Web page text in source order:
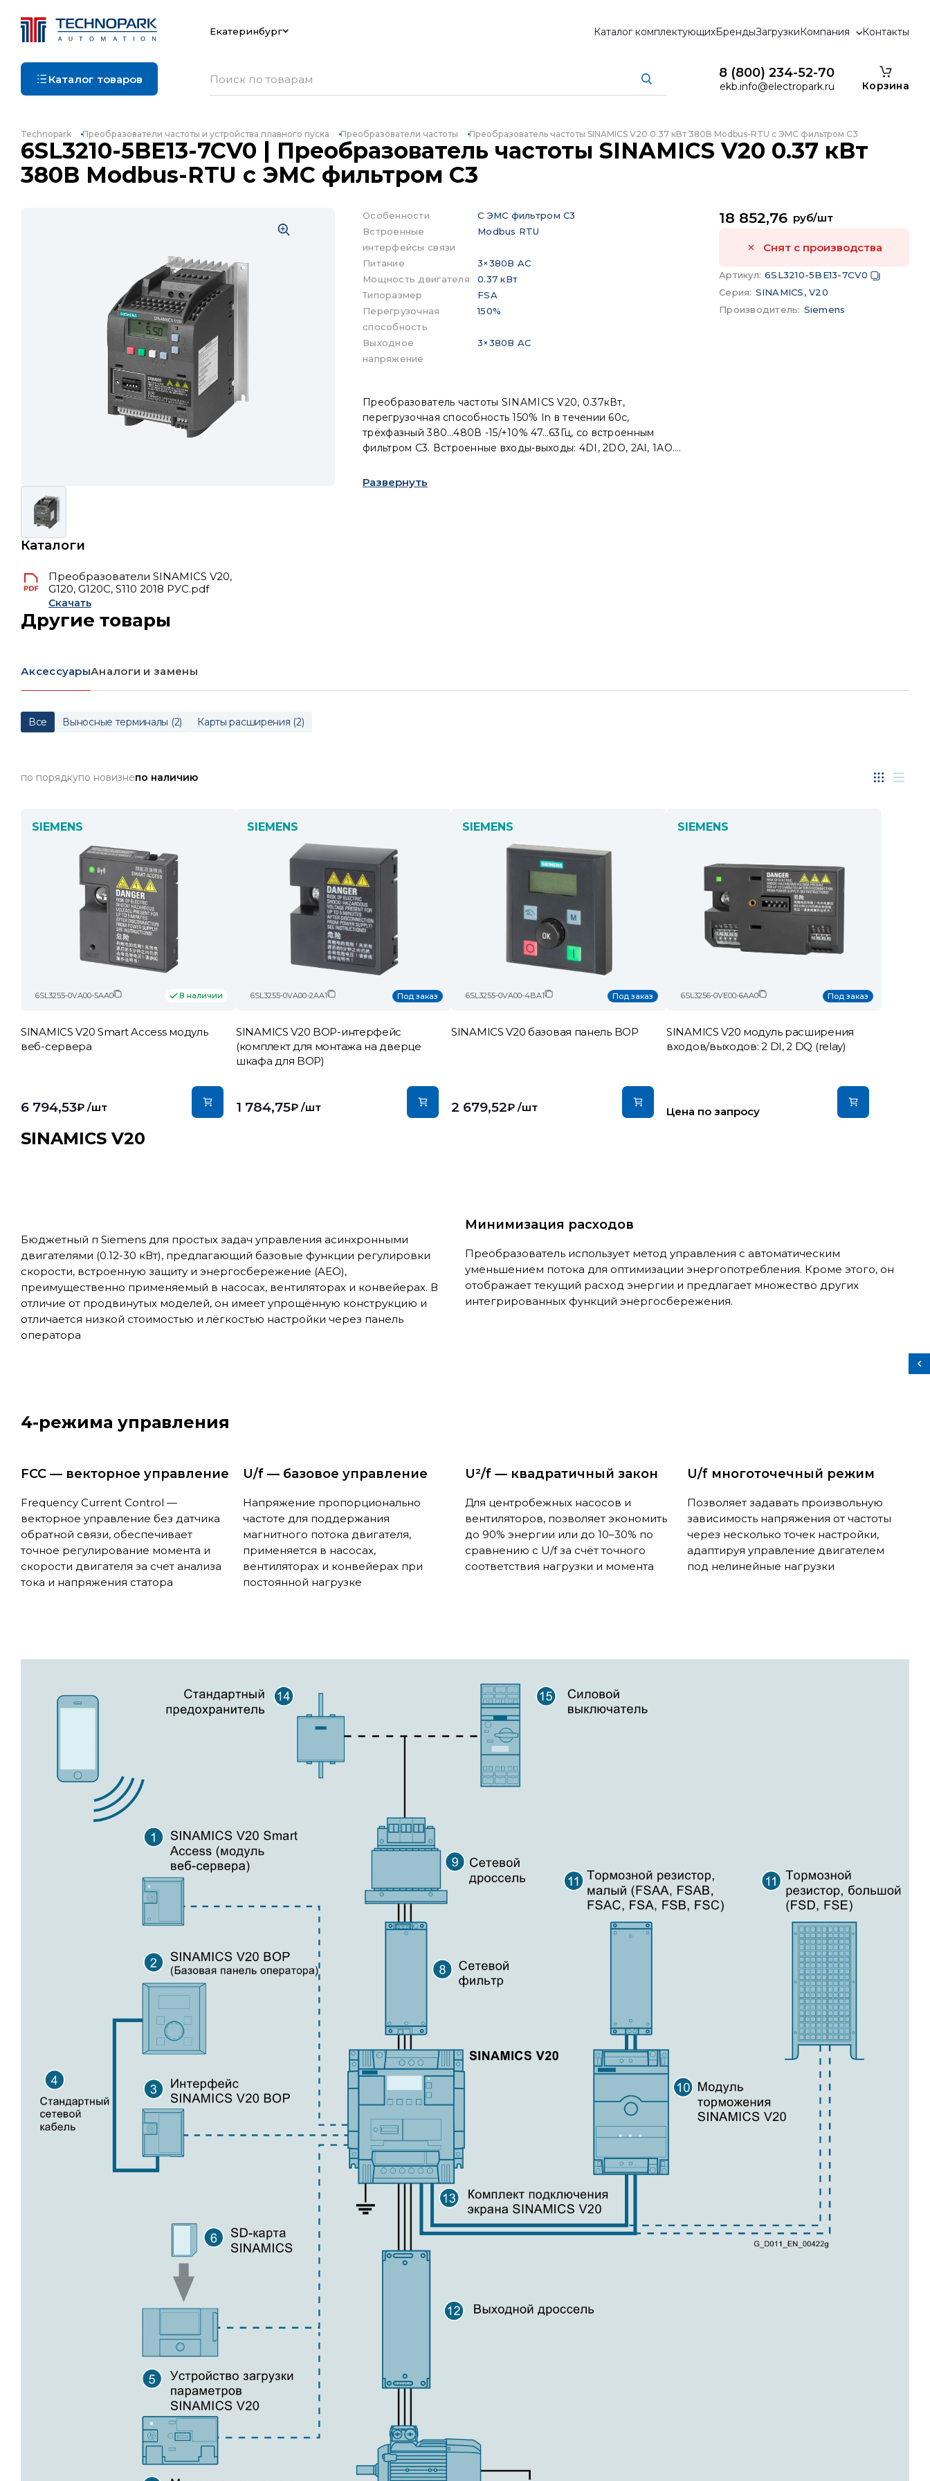
Екатеринбург Каталог комплектующихБрендыЗагрузкиКомпания Контакты
Каталог товаров 8 (800) 234-52-70
ekb.info@electropark.ru Корзина
Technopark Преобразователи частоты и устройства плавного пуска Преобразователи частоты Преобразователь частоты SINAMICS V20 0.37 кВт 380В Modbus-RTU c ЭМС фильтром C3
6SL3210-5BE13-7CV0 | Преобразователь частоты SINAMICS V20 0.37 кВт
380В Modbus-RTU c ЭМС фильтром C3
Особенности
С ЭМС фильтром C3
Встроенные
интерфейсы связи
Modbus RTU
Питание
3×380В AC
Мощность двигателя
0.37 кВт
Типоразмер
FSA
Перегрузочная
способность
150%
Выходное
напряжение
3×380В AC
Преобразователь частоты SINAMICS V20, 0.37кВт,
перегрузочная способность 150% In в течении 60с,
трёхфазный 380…480В -15/+10% 47…63Гц, со встроенным
фильтром C3. Встроенные входы-выходы: 4DI, 2DO, 2AI, 1AO.
защита: IP20/UL, типоразмер: FSA
Развернуть
18 852,76 руб/шт
Снят с производства
Артикул: 6SL3210-5BE13-7CV0
Серия: SINAMICS, V20
Производитель: Siemens
Каталоги
Преобразователи SINAMICS V20,
G120, G120C, S110 2018 РУС.pdf
Скачать
Другие товары
АксессуарыАналоги и замены
Все Выносные терминалы (2) Карты расширения (2)
по порядкупо новизнепо наличию
SIEMENS
6SL3255-0VA00-5AA0 В наличии
SINAMICS V20 Smart Access модуль
веб-сервера
6 794,53₽ /шт
SIEMENS
6SL3255-0VA00-2AA1 Под заказ
SINAMICS V20 BOP-интерфейс
(комплект для монтажа на дверце
шкафа для BOР)
1 784,75₽ /шт
SIEMENS
6SL3255-0VA00-4BA1 Под заказ
SINAMICS V20 базовая панель BOP
2 679,52₽ /шт
SIEMENS
6SL3256-0VE00-6AA0 Под заказ
SINAMICS V20 модуль расширения
входов/выходов: 2 DI, 2 DQ (relay)
Цена по запросу
SINAMICS V20
Бюджетный п Siemens для простых задач управления асинхронными
двигателями (0.12-30 кВт), предлагающий базовые функции регулировки
скорости, встроенную защиту и энергосбережение (AEO),
преимущественно применяемый в насосах, вентиляторах и конвейерах. В
отличие от продвинутых моделей, он имеет упрощённую конструкцию и
отличается низкой стоимостью и лёгкостью настройки через панель
оператора
Минимизация расходов
Преобразователь использует метод управления с автоматическим
уменьшением потока для оптимизации энергопотребления. Кроме этого, он
отображает текущий расход энергии и предлагает множество других
интегрированных функций энергосбережения.
4-режима управления
FCC — векторное управление
Frequency Current Control —
векторное управление без датчика
обратной связи, обеспечивает
точное регулирование момента и
скорости двигателя за счет анализа
тока и напряжения статора
U/f — базовое управление
Напряжение пропорционально
частоте для поддержания
магнитного потока двигателя,
применяется в насосах,
вентиляторах и конвейерах при
постоянной нагрузке
U²/f — квадратичный закон
Для центробежных насосов и
вентиляторов, позволяет экономить
до 90% энергии или до 10–30% по
сравнению с U/f за счёт точного
соответствия нагрузки и момента
U/f многоточечный режим
Позволяет задавать произвольную
зависимость напряжения от частоты
через несколько точек настройки,
адаптируя управление двигателем
под нелинейные нагрузки